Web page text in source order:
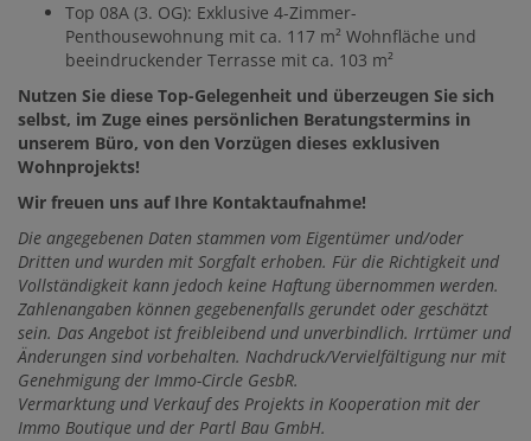
Top 08A (3. OG): Exklusive 4-Zimmer-
Penthousewohnung mit ca. 117 m² Wohnfläche und
beeindruckender Terrasse mit ca. 103 m²
Nutzen Sie diese Top-Gelegenheit und überzeugen Sie sich
selbst, im Zuge eines persönlichen Beratungstermins in
unserem Büro, von den Vorzügen dieses exklusiven
Wohnprojekts!
Wir freuen uns auf Ihre Kontaktaufnahme!
Die angegebenen Daten stammen vom Eigentümer und/oder
Dritten und wurden mit Sorgfalt erhoben. Für die Richtigkeit und
Vollständigkeit kann jedoch keine Haftung übernommen werden.
Zahlenangaben können gegebenenfalls gerundet oder geschätzt
sein. Das Angebot ist freibleibend und unverbindlich. Irrtümer und
Änderungen sind vorbehalten. Nachdruck/Vervielfältigung nur mit
Genehmigung der Immo-Circle GesbR.
Vermarktung und Verkauf des Projekts in Kooperation mit der
Immo Boutique und der Partl Bau GmbH.